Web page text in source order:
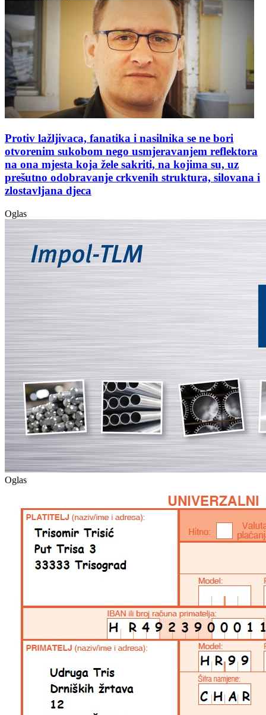
Protiv lažljivaca, fanatika i nasilnika se ne bori
otvorenim sukobom nego usmjeravanjem reflektora
na ona mjesta koja žele sakriti, na kojima su, uz
prešutno odobravanje crkvenih struktura, silovana i
zlostavljana djeca
Oglas
Oglas